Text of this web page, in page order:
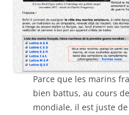
Parce que les marins
bien battus, au cours
mondiale, il est juste